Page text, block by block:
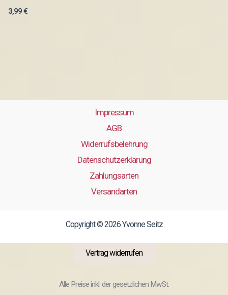
3,99€
Impressum
AGB
Widerrufsbelehrung
Datenschutzerklärung
Zahlungsarten
Versandarten
Copyright © 2026 Yvonne Seitz
Vertrag widerrufen
Alle Preise inkl. der gesetzlichen MwSt.